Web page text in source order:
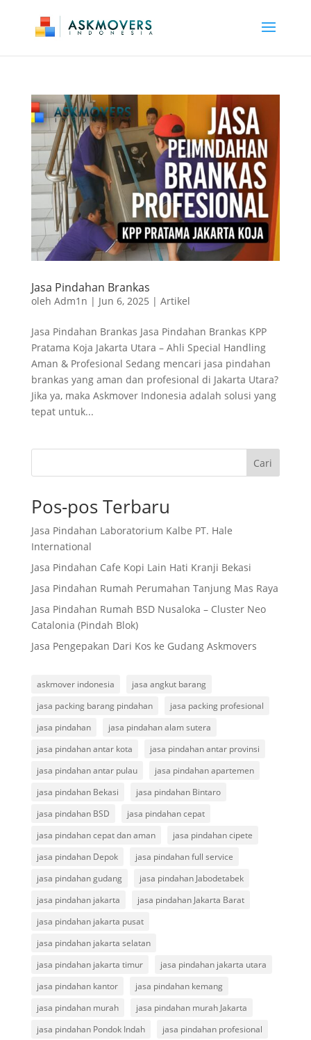
Jasa Pindahan Brankas
oleh Adm1n | Jun 6, 2025 | Artikel
Jasa Pindahan Brankas Jasa Pindahan Brankas KPP
Pratama Koja Jakarta Utara – Ahli Special Handling
Aman & Profesional Sedang mencari jasa pindahan
brankas yang aman dan profesional di Jakarta Utara?
Jika ya, maka Askmover Indonesia adalah solusi yang
tepat untuk...
Cari
Pos-pos Terbaru
Jasa Pindahan Laboratorium Kalbe PT. Hale
International
Jasa Pindahan Cafe Kopi Lain Hati Kranji Bekasi
Jasa Pindahan Rumah Perumahan Tanjung Mas Raya
Jasa Pindahan Rumah BSD Nusaloka – Cluster Neo
Catalonia (Pindah Blok)
Jasa Pengepakan Dari Kos ke Gudang Askmovers
askmover indonesia
jasa angkut barang
jasa packing barang pindahan
jasa packing profesional
jasa pindahan
jasa pindahan alam sutera
jasa pindahan antar kota
jasa pindahan antar provinsi
jasa pindahan antar pulau
jasa pindahan apartemen
jasa pindahan Bekasi
jasa pindahan Bintaro
jasa pindahan BSD
jasa pindahan cepat
jasa pindahan cepat dan aman
jasa pindahan cipete
jasa pindahan Depok
jasa pindahan full service
jasa pindahan gudang
jasa pindahan Jabodetabek
jasa pindahan jakarta
jasa pindahan Jakarta Barat
jasa pindahan jakarta pusat
jasa pindahan jakarta selatan
jasa pindahan jakarta timur
jasa pindahan jakarta utara
jasa pindahan kantor
jasa pindahan kemang
jasa pindahan murah
jasa pindahan murah Jakarta
jasa pindahan Pondok Indah
jasa pindahan profesional